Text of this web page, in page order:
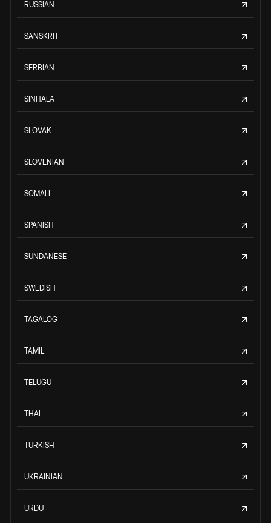
RUSSIAN
SANSKRIT
SERBIAN
SINHALA
SLOVAK
SLOVENIAN
SOMALI
SPANISH
SUNDANESE
SWEDISH
TAGALOG
TAMIL
TELUGU
THAI
TURKISH
UKRAINIAN
URDU